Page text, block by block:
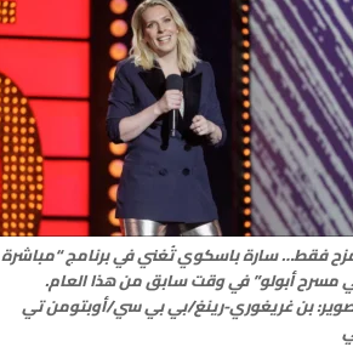
فقط… سارة باسكوي تُغني في برنامج “مباشرة
مسرح أبولو” في وقت سابق من هذا العام.
بن غريغوري-رينغ/بي بي سي/أوبتومن تي